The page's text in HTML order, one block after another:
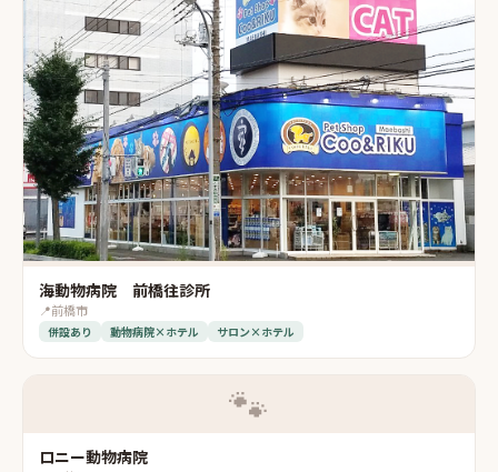
海動物病院 前橋往診所
📍前橋市
併設あり 動物病院×ホテル サロン×ホテル
🐾
ロニー動物病院